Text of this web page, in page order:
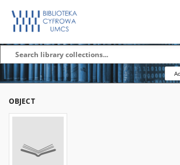
OBJECT